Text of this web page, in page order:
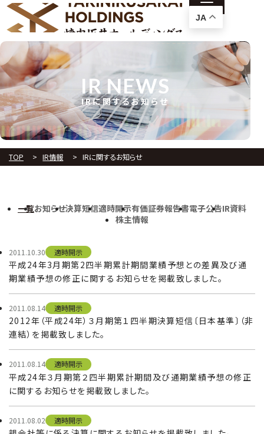
IRに関するお知らせ
IR NEWS
TOP IR情報 IRに関するお知らせ
一覧お知らせ決算短信適時開示有価証券報告書電子公告IR資料
株主情報
2011.10.30 適時開示
平成24年3月期第2四半期累計期間業績予想との差異及び通
期業績予想の修正に関するお知らせを掲載致しました。
2011.08.14 適時開示
2012年（平成24年）３月期第１四半期決算短信〔日本基準〕（非
連結）を掲載致しました。
2011.08.14 適時開示
平成24年３月期第２四半期累計期間及び通期業績予想の修正
に関するお知らせを掲載致しました。
2011.08.02 適時開示
JA